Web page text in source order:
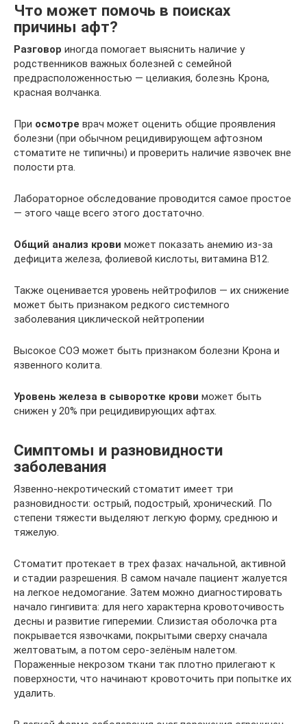
Что может помочь в поисках
причины афт?
Разговор иногда помогает выяснить наличие у
родственников важных болезней с семейной
предрасположенностью — целиакия, болезнь Крона,
красная волчанка.
При осмотре врач может оценить общие проявления
болезни (при обычном рецидивирующем афтозном
стоматите не типичны) и проверить наличие язвочек вне
полости рта.
Лабораторное обследование проводится самое простое
— этого чаще всего этого достаточно.
Общий анализ крови может показать анемию из-за
дефицита железа, фолиевой кислоты, витамина В12.
Также оценивается уровень нейтрофилов — их снижение
может быть признаком редкого системного
заболевания циклической нейтропении
Высокое СОЭ может быть признаком болезни Крона и
язвенного колита.
Уровень железа в сыворотке крови может быть
снижен у 20% при рецидивирующих афтах.
Симптомы и разновидности
заболевания
Язвенно-некротический стоматит имеет три
разновидности: острый, подострый, хронический. По
степени тяжести выделяют легкую форму, среднюю и
тяжелую.
Стоматит протекает в трех фазах: начальной, активной
и стадии разрешения. В самом начале пациент жалуется
на легкое недомогание. Затем можно диагностировать
начало гингивита: для него характерна кровоточивость
десны и развитие гиперемии. Слизистая оболочка рта
покрывается язвочками, покрытыми сверху сначала
желтоватым, а потом серо-зелёным налетом.
Пораженные некрозом ткани так плотно прилегают к
поверхности, что начинают кровоточить при попытке их
удалить.